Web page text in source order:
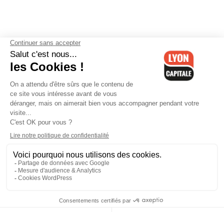
Contactez-nous-Mentions légales-CGV-Politique de
confidentialité-Gestion des cookies
Cedex 06